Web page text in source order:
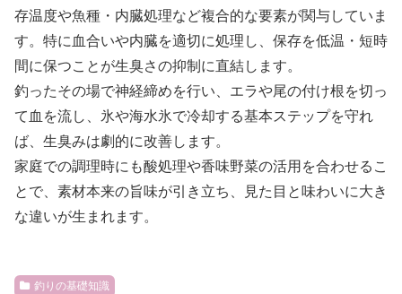
存温度や魚種・内臓処理など複合的な要素が関与していま
す。特に血合いや内臓を適切に処理し、保存を低温・短時
間に保つことが生臭さの抑制に直結します。
釣ったその場で神経締めを行い、エラや尾の付け根を切っ
て血を流し、氷や海水氷で冷却する基本ステップを守れ
ば、生臭みは劇的に改善します。
家庭での調理時にも酸処理や香味野菜の活用を合わせるこ
とで、素材本来の旨味が引き立ち、見た目と味わいに大き
な違いが生まれます。
釣りの基礎知識